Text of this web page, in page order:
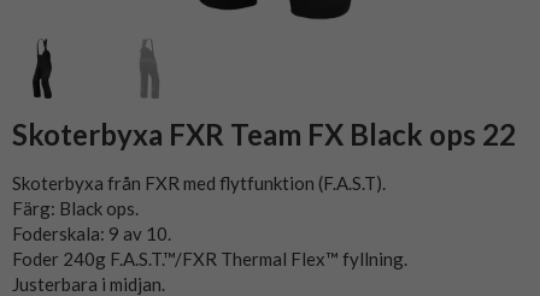
Skoterbyxa FXR Team FX Black ops 22
Skoterbyxa från FXR med flytfunktion (F.A.S.T).
Färg: Black ops.
Foderskala: 9 av 10.
Foder 240g F.A.S.T.™/FXR Thermal Flex™ fyllning.
Justerbara i midjan.